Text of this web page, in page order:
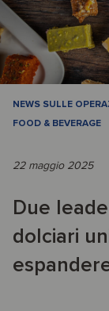
NEWS SULLE
FOOD & BEVERAGE
22 maggio 2025
Due
dolciari